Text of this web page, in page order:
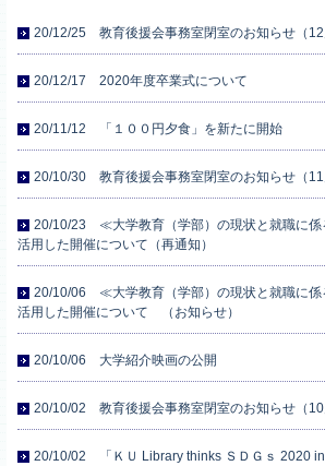
20/12/25 教育後援会事務室閉室のお知らせ（12
20/12/17 2020年度卒業式について
20/11/12 「１００円夕食」を新たに開始
20/10/30 教育後援会事務室閉室のお知らせ（11
20/10/23 ≪大学教育（学部）の現状と就職に係
活用した開催について（再通知）
20/10/06 ≪大学教育（学部）の現状と就職に係
活用した開催について （お知らせ）
20/10/06 大学紹介映画の公開
20/10/02 教育後援会事務室閉室のお知らせ（10
20/10/02 「ＫＵ Library thinks ＳＤＧｓ 2020